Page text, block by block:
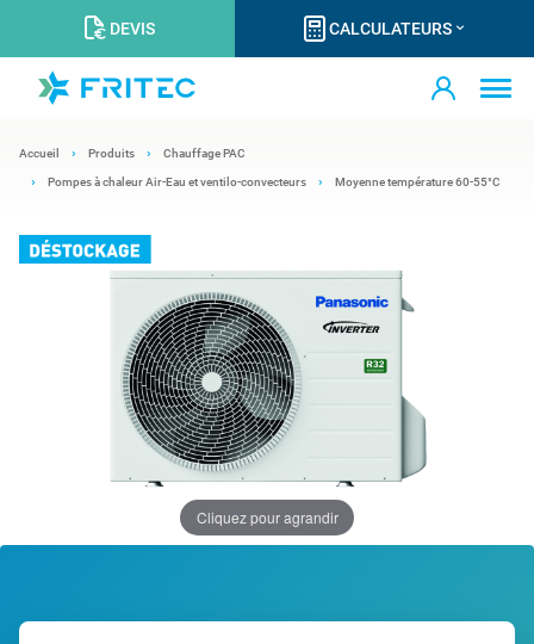
DEVIS CALCULATEURS
Accueil Produits Chauffage PAC
Pompes à chaleur Air-Eau et ventilo-convecteurs Moyenne température 60-55°C
Cliquez pour agrandir